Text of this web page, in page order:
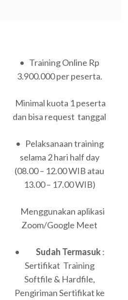
• Training Online Rp
3.900.000 per peserta.
Minimal kuota 1 peserta
dan bisa request tanggal
• Pelaksanaan training
selama 2 hari half day
(08.00 – 12.00 WIB atau
13.00 – 17.00 WIB)
Menggunakan aplikasi
Zoom/Google Meet
• Sudah Termasuk :
Sertifikat Training
Softfile & Hardfile,
Pengiriman Sertifikat ke